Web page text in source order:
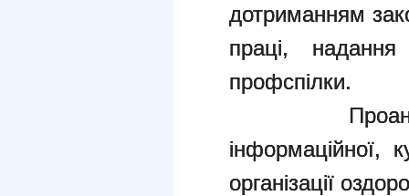
дотриманням
праці,
профспілки.
інформаційної,
організації